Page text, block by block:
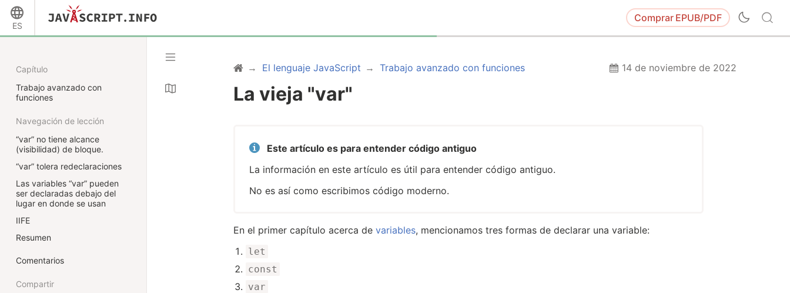
ES
Comprar EPUB/PDF
El lenguaje JavaScript Trabajo avanzado con funciones 14 de noviembre de 2022
La vieja "var"
Este artículo es para entender código antiguo
La información en este artículo es útil para entender código antiguo.
No es así como escribimos código moderno.
En el primer capítulo acerca de variables, mencionamos tres formas de declarar una variable:
let
const
var
Capítulo
Trabajo avanzado con
funciones
Navegación de lección
“var” no tiene alcance
(visibilidad) de bloque.
“var” tolera redeclaraciones
Las variables “var” pueden
ser declaradas debajo del
lugar en donde se usan
IIFE
Resumen
Comentarios
Compartir